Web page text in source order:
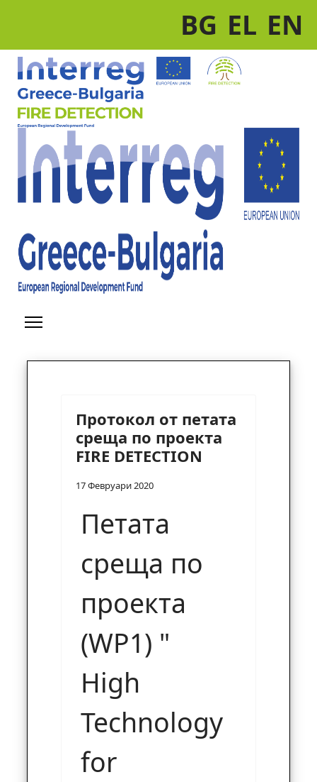
BG EL EN
Протокол от петата
среща по проекта
FIRE DETECTION
17 Февруари 2020
Петата
среща по
проекта
(WP1) "
High
Technology
for